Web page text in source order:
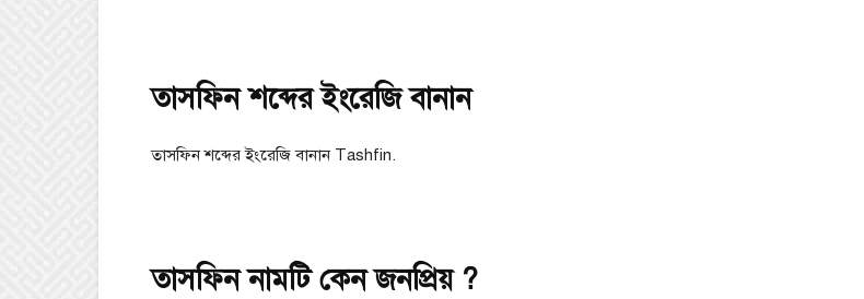
তাসফিন শব্দের ইংরেজি বানান
তাসফিন শব্দের ইংরেজি বানান Tashfin.
তাসফিন নামটি কেন জনপ্রিয় ?